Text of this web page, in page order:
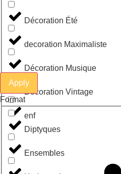
Décoration Été
decoration Maximaliste
Décoration Musique
Décoration Vintage
enf
Apply
Format
Diptyques
Ensembles